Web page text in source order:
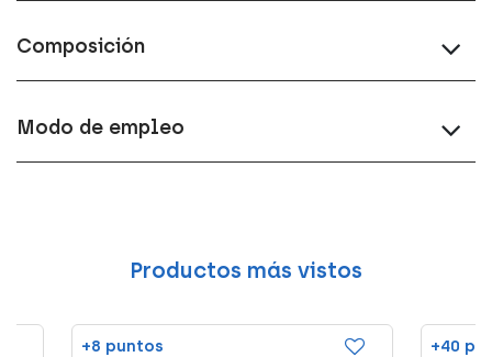
Composición
Modo de empleo
Productos más vistos
+8 puntos +40